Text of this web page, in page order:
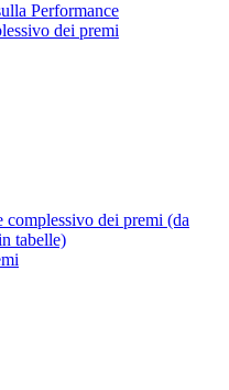
Performance
dei premi
complessivo dei premi (da
tabelle)